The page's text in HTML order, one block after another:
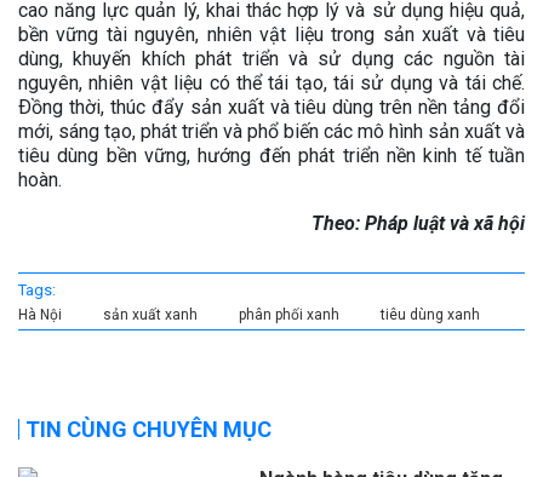
cao năng lực quản lý, khai thác hợp lý và sử dụng hiệu quả,
bền vững tài nguyên, nhiên vật liệu trong sản xuất và tiêu
dùng, khuyến khích phát triển và sử dụng các nguồn tài
nguyên, nhiên vật liệu có thể tái tạo, tái sử dụng và tái chế.
Ðồng thời, thúc đẩy sản xuất và tiêu dùng trên nền tảng đổi
mới, sáng tạo, phát triển và phổ biến các mô hình sản xuất và
tiêu dùng bền vững, hướng đến phát triển nền kinh tế tuần
hoàn.
Theo: Pháp luật và xã hội
Tags:
Hà Nội sản xuất xanh phân phối xanh tiêu dùng xanh
TIN CÙNG CHUYÊN MỤC